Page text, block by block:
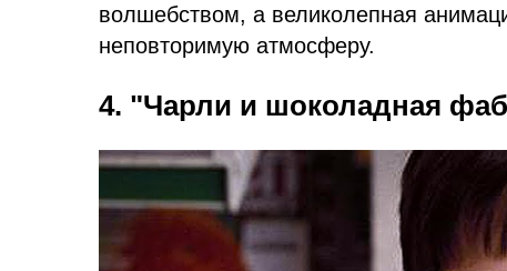
волшебством, а великолепная
неповторимую атмосферу.
4. "Чарли и шоколадная